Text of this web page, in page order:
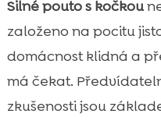
Silné pouto s kočkou
založeno na pocitu
domácnost klidná a
má čekat.
zkušenosti jsou